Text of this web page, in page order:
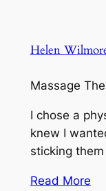
Helen
Massage
I chose a
knew I
sticking
Read More